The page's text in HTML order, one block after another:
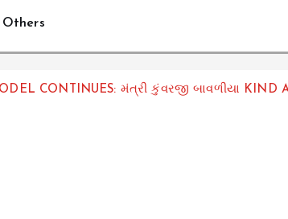
Others
CONTINUES: મંત્રી કુંવરજી બાવળીયા